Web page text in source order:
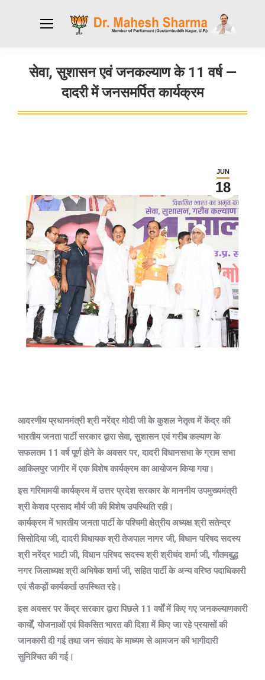
सेवा, सुशासन एवं जनकल्याण के 11 वर्ष —
दादरी में जनसमर्पित कार्यक्रम
You are here:
JUN
18
आदरणीय प्रधानमंत्री श्री नरेंद्र मोदी जी के कुशल नेतृत्व में केंद्र की
भारतीय जनता पार्टी सरकार द्वारा सेवा, सुशासन एवं गरीब कल्याण के
सफलतम 11 वर्ष पूर्ण होने के अवसर पर, दादरी विधानसभा के ग्राम सभा
आकिलपुर जागीर में एक विशेष कार्यक्रम का आयोजन किया गया।
इस गरिमामयी कार्यक्रम में उत्तर प्रदेश सरकार के माननीय उपमुख्यमंत्री
श्री केशव प्रसाद मौर्य जी की विशेष उपस्थिति रही।
कार्यक्रम में भारतीय जनता पार्टी के पश्चिमी क्षेत्रीय अध्यक्ष श्री सतेन्द्र
सिसोदिया जी, दादरी विधायक श्री तेजपाल नागर जी, विधान परिषद सदस्य
श्री नरेंद्र भाटी जी, विधान परिषद सदस्य श्री श्रीचंद शर्मा जी, गौतमबुद्ध
नगर जिलाध्यक्ष श्री अभिषेक शर्मा जी, सहित पार्टी के अन्य वरिष्ठ पदाधिकारी
एवं सैकड़ों कार्यकर्ता उपस्थित रहे।
इस अवसर पर केंद्र सरकार द्वारा पिछले 11 वर्षों में किए गए जनकल्याणकारी
कार्यों, योजनाओं एवं विकसित भारत की दिशा में किए जा रहे प्रयासों की
जानकारी दी गई तथा जन संवाद के माध्यम से आमजन की भागीदारी
सुनिश्चित की गई।